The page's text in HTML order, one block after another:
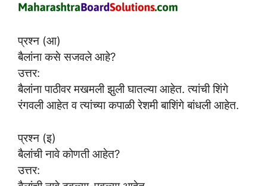
प्रश्न (आ)
बैलांना कसे सजवले आहे?
उत्तर:
बैलांना पाठीवर मखमली झुली घातल्या आहेत. त्यांची शिंगे
रंगवली आहेत व त्यांच्या कपाळी रेशमी बाशिंगे बांधली आहेत.
प्रश्न (इ)
बैलांची नावे कोणती आहेत?
उत्तर: